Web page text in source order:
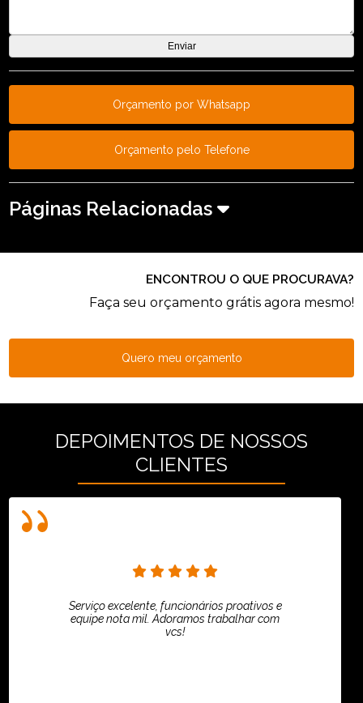
Orçamento por Whatsapp
Orçamento pelo Telefone
Páginas Relacionadas
ENCONTROU O QUE PROCURAVA?
Faça seu orçamento grátis agora mesmo!
Quero meu orçamento
DEPOIMENTOS DE NOSSOS
CLIENTES
Serviço excelente, funcionários proativos e
equipe nota mil. Adoramos trabalhar com
vcs!